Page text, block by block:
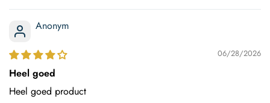
Anonym
06/28/2026
Heel goed
Heel goed product